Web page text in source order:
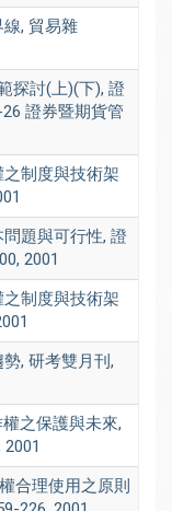
, 貿易雜
探討(上)(下), 證
證券暨期貨管
制度與技術架
題與可行性, 證
2001
制度與技術架
, 研考雙月刊,
之保護與未來,
合理使用之原則